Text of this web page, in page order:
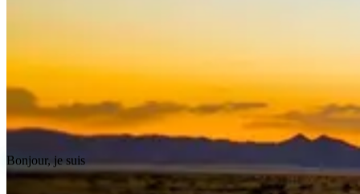
Bonjour, je suis